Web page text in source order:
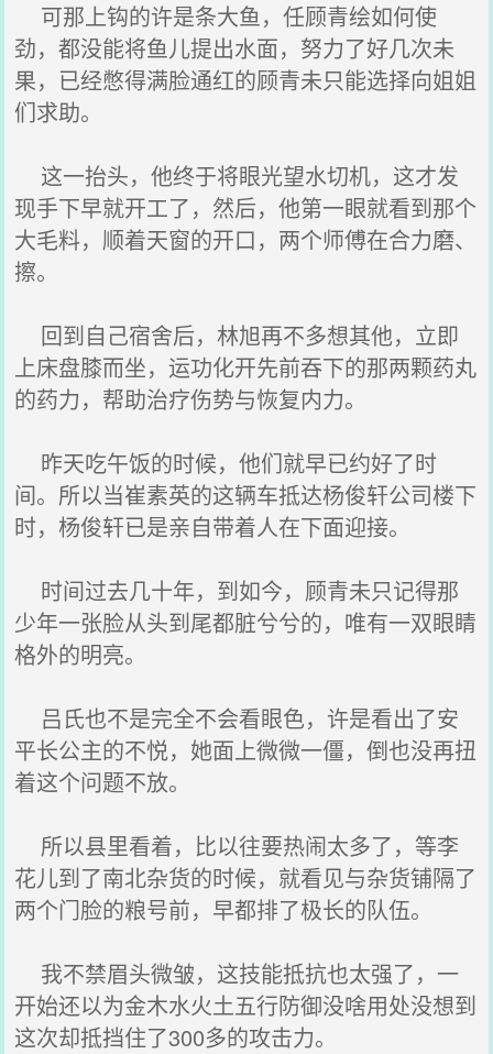
可那上钩的许是条大鱼，任顾青绘如何使
劲，都没能将鱼儿提出水面，努力了好几次未
果，已经憋得满脸通红的顾青未只能选择向姐姐
们求助。
这一抬头，他终于将眼光望水切机，这才发
现手下早就开工了，然后，他第一眼就看到那个
大毛料，顺着天窗的开口，两个师傅在合力磨、
擦。
回到自己宿舍后，林旭再不多想其他，立即
上床盘膝而坐，运功化开先前吞下的那两颗药丸
的药力，帮助治疗伤势与恢复内力。
昨天吃午饭的时候，他们就早已约好了时
间。所以当崔素英的这辆车抵达杨俊轩公司楼下
时，杨俊轩已是亲自带着人在下面迎接。
时间过去几十年，到如今，顾青未只记得那
少年一张脸从头到尾都脏兮兮的，唯有一双眼睛
格外的明亮。
吕氏也不是完全不会看眼色，许是看出了安
平长公主的不悦，她面上微微一僵，倒也没再扭
着这个问题不放。
所以县里看着，比以往要热闹太多了，等李
花儿到了南北杂货的时候，就看见与杂货铺隔了
两个门脸的粮号前，早都排了极长的队伍。
我不禁眉头微皱，这技能抵抗也太强了，一
开始还以为金木水火土五行防御没啥用处没想到
这次却抵挡住了300多的攻击力。